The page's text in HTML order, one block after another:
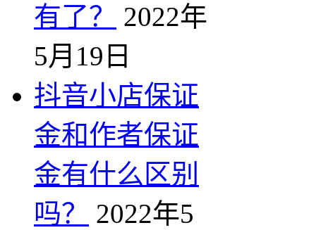
有了？
2022年
5月19日
抖音小店保证
金和作者保证
金有什么区别
吗？
2022年5